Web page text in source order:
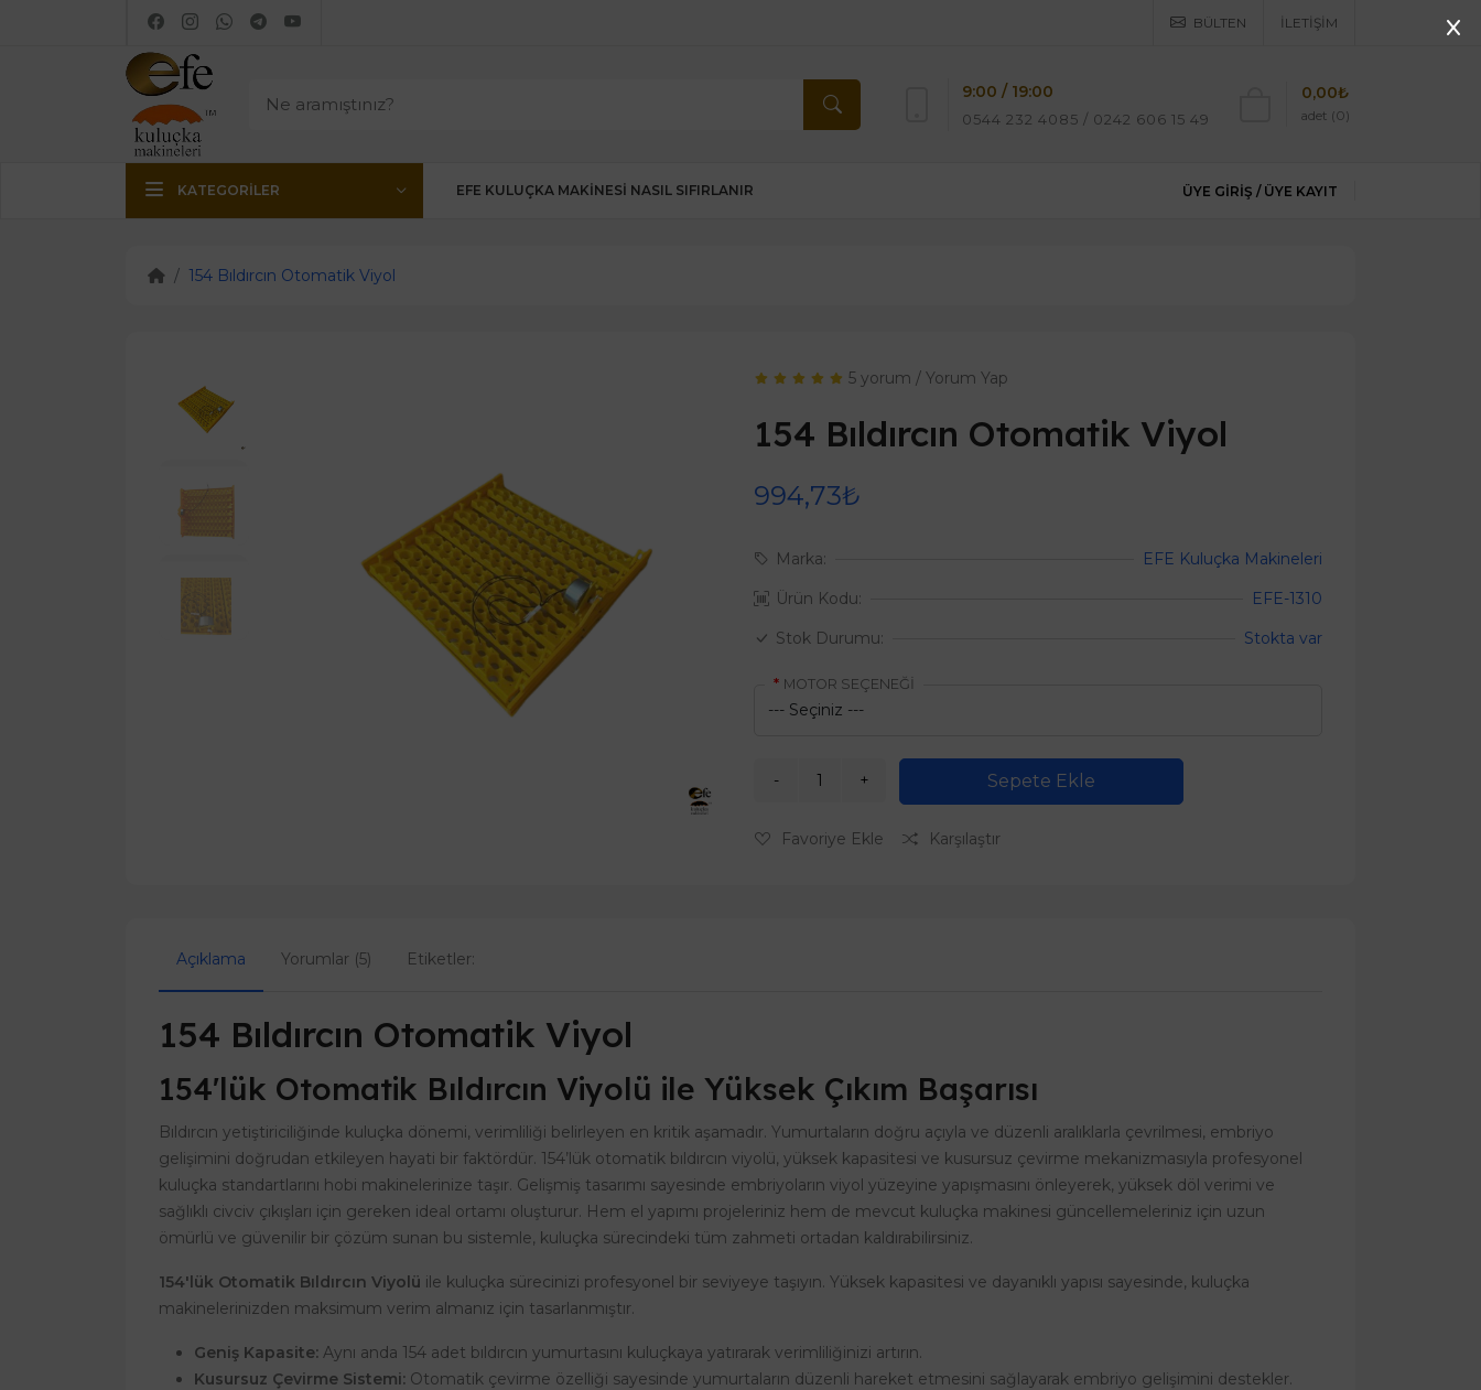
BÜLTEN İLETIŞIM
9:00 / 19:00
0544 232 4085 / 0242 606 15 49 adet (0)
0,00₺
KATEGORILER EFE KULUÇKA MAKINESI NASIL SIFIRLANIR ÜYE GIRIŞ / ÜYE KAYIT
154 Bıldırcın Otomatik Viyol
5 yorum / Yorum Yap
154 Bıldırcın Otomatik Viyol
994,73₺
Marka:
EFE Kuluçka Makineleri
Ürün Kodu:
EFE-1310
Stok Durumu:
Stokta var
MOTOR SEÇENEĞİ
Sepete Ekle
Favoriye Ekle Karşılaştır
Açıklama Yorumlar (5) Etiketler:
154 Bıldırcın Otomatik Viyol
154'lük Otomatik Bıldırcın Viyolü ile Yüksek Çıkım Başarısı
Bıldırcın yetiştiriciliğinde kuluçka dönemi, verimliliği belirleyen en kritik aşamadır. Yumurtaların doğru açıyla ve düzenli aralıklarla çevrilmesi, embriyo
gelişimini doğrudan etkileyen hayati bir faktördür. 154’lük otomatik bıldırcın viyolü, yüksek kapasitesi ve kusursuz çevirme mekanizmasıyla profesyonel
kuluçka standartlarını hobi makinelerinize taşır. Gelişmiş tasarımı sayesinde embriyoların viyol yüzeyine yapışmasını önleyerek, yüksek döl verimi ve
sağlıklı civciv çıkışları için gereken ideal ortamı oluşturur. Hem el yapımı projeleriniz hem de mevcut kuluçka makinesi güncellemeleriniz için uzun
ömürlü ve güvenilir bir çözüm sunan bu sistemle, kuluçka sürecindeki tüm zahmeti ortadan kaldırabilirsiniz.
154'lük Otomatik Bıldırcın Viyolü ile kuluçka sürecinizi profesyonel bir seviyeye taşıyın. Yüksek kapasitesi ve dayanıklı yapısı sayesinde, kuluçka
makinelerinizden maksimum verim almanız için tasarlanmıştır.
Geniş Kapasite: Aynı anda 154 adet bıldırcın yumurtasını kuluçkaya yatırarak verimliliğinizi artırın.
Kusursuz Çevirme Sistemi: Otomatik çevirme özelliği sayesinde yumurtaların düzenli hareket etmesini sağlayarak embriyo gelişimini destekler.